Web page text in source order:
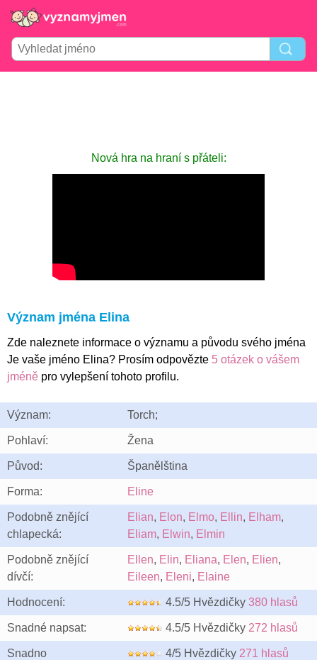
Nová hra na hraní s přáteli:
Význam jména Elina
Zde naleznete informace o významu a původu svého jména
Je vaše jméno Elina? Prosím odpovězte 5 otázek o vášem
jméně pro vylepšení tohoto profilu.
Význam: Torch;
Pohlaví: Žena
Původ: Španělština
Forma: Eline
Podobně znějící
chlapecká:
Elian, Elon, Elmo, Ellin, Elham,
Eliam, Elwin, Elmin
Podobně znějící
dívčí:
Ellen, Elin, Eliana, Elen, Elien,
Eileen, Eleni, Elaine
Hodnocení: 4.5/5 Hvězdičky 380 hlasů
Snadné napsat: 4.5/5 Hvězdičky 272 hlasů
Snadno
4/5 Hvězdičky 271 hlasů